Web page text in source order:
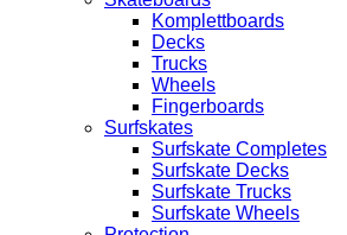
Komplettboards
Decks
Trucks
Wheels
Fingerboards
Surfskates
Surfskate Completes
Surfskate Decks
Surfskate Trucks
Surfskate Wheels